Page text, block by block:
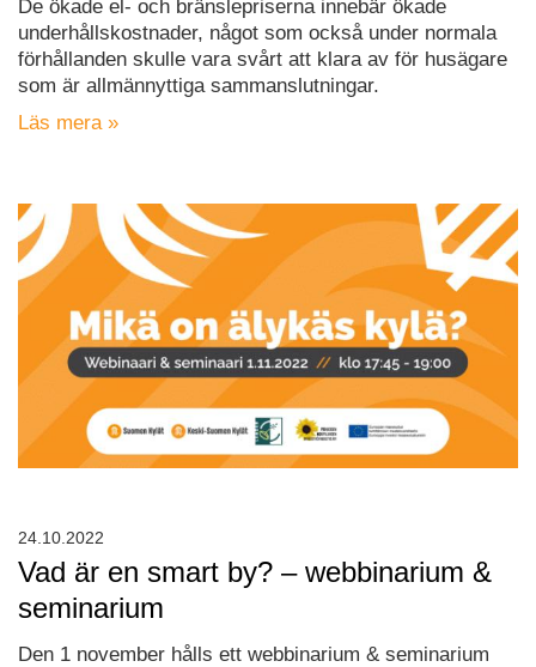
De ökade el- och bränslepriserna innebär ökade
underhållskostnader, något som också under normala
förhållanden skulle vara svårt att klara av för husägare
som är allmännyttiga sammanslutningar.
Läs mera »
Vad är en smart by? – webbinarium &
seminarium
Den 1 november hålls ett webbinarium & seminarium
24.10.2022